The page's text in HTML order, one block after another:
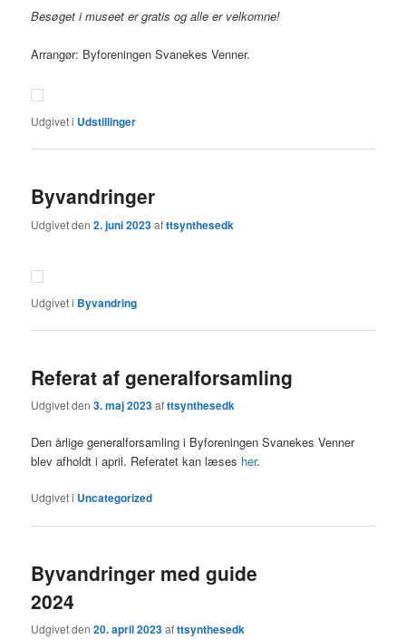
Besøget i museet er gratis og alle er velkomne!
Arrangør: Byforeningen Svanekes Venner.
Udgivet i Udstillinger
Byvandringer
Udgivet den2. juni 2023afttsynthesedk
Udgivet i Byvandring
Referat af generalforsamling
Udgivet den3. maj 2023afttsynthesedk
Den årlige generalforsamling i Byforeningen Svanekes Venner
blev afholdt i april. Referatet kan læses her.
Udgivet i Uncategorized
Byvandringer med guide
2024
Udgivet den20. april 2023afttsynthesedk